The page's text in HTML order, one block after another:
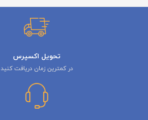
تحویل اکسپرس
در کمترین زمان دریافت کنید